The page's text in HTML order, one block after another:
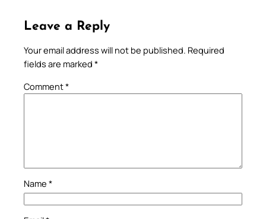
Leave a Reply
Your email address will not be published. Required
fields are marked *
Comment*
Name *